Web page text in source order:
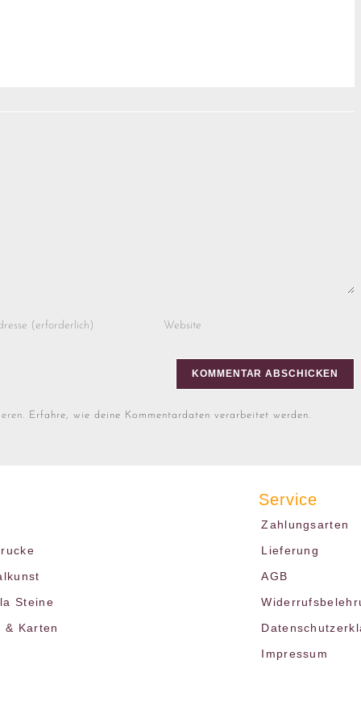
Erfahre, wie deine Kommentardaten verarbeitet werden.
Steine
& Karten
Service
Zahlungsarten
Lieferung
AGB
Impressum